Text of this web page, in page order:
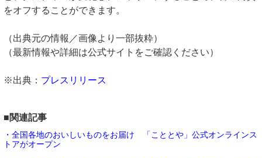
をオフすることができます。
（出典元の情報／画像より一部抜粋）
（最新情報や詳細は公式サイトをご確認ください）
※出典： プレスリリース
■関連記事
・全国各地のおいしいものをお届け 「こととや」公式オンラインス
トアがオープン